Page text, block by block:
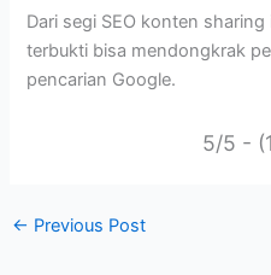
Dari segi SEO konten
terbukti bisa mendongkrak
pencarian Google.
5/5 -
← Previous Post